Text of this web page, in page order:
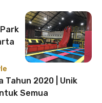
Tahun 2020 | Unik
Semua